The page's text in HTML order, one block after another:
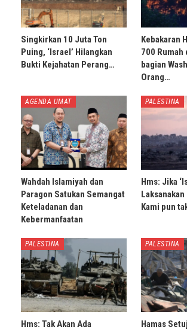
Singkirkan 10 Juta Ton
Puing, ‘Israel’ Hilangkan
Bukti Kejahatan Perang…
Kebakaran
700 Rumah
bagian
Orang…
AGENDA UMAT
Wahdah Islamiyah dan
Paragon Satukan Semangat
Keteladanan dan
Kebermanfaatan
PALESTINA
Hms: Jika
Kami pun
PALESTINA
Hms: Tak Akan Ada
PALESTINA
Hamas